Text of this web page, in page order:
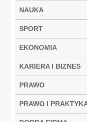
NAUKA
SPORT
EKONOMIA
KARIERA I BIZNES
PRAWO
PRAWO I